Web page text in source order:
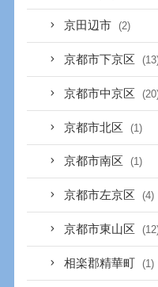
京田辺市 (2)
京都市下京区
京都市中京区
京都市北区 (1)
京都市南区 (1)
京都市左京区 (4)
京都市東山区
相楽郡精華町 (1)